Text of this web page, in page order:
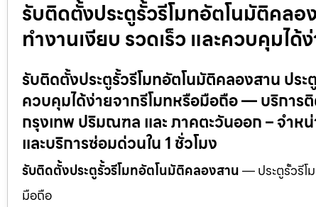
รับติดตั้งประตูรั้วรีโมทอัตโนมัติคลอ
ทำงานเงียบ รวดเร็ว และควบคุมไ
รับติดตั้งประตูรั้วรีโมทอัตโนมัติคลองสาน ประ
ควบคุมได้ง่ายจากรีโมทหรือมือถือ — บริการติ
กรุงเทพ ปริมณฑล และ ภาคตะวันออก – จำห
และบริการซ่อมด่วนใน 1 ชั่วโมง
รับติดตั้งประตูรั้วรีโมทอัตโนมัติคลองสาน— ประตูรั้วรีโ
มือถือ